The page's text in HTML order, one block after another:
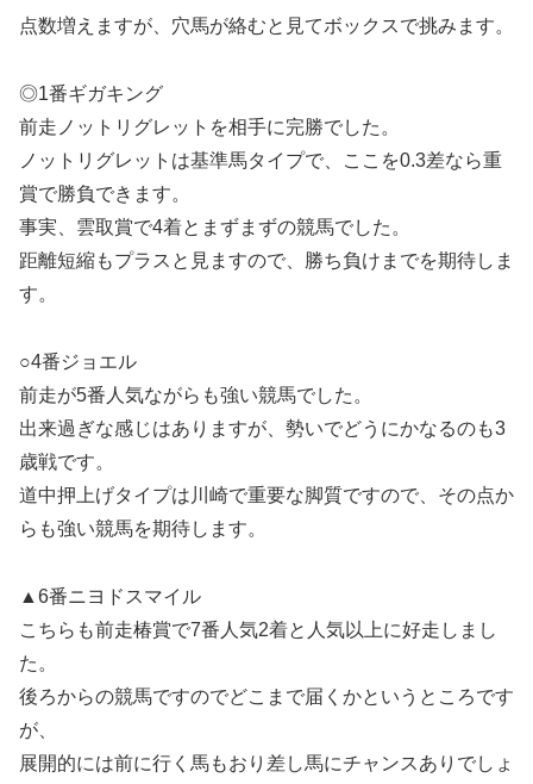
点数増えますが、穴馬が絡むと見てボックスで挑みます。
◎1番ギガキング
前走ノットリグレットを相手に完勝でした。
ノットリグレットは基準馬タイプで、ここを0.3差なら重
賞で勝負できます。
事実、雲取賞で4着とまずまずの競馬でした。
距離短縮もプラスと見ますので、勝ち負けまでを期待しま
す。
○4番ジョエル
前走が5番人気ながらも強い競馬でした。
出来過ぎな感じはありますが、勢いでどうにかなるのも3
歳戦です。
道中押上げタイプは川崎で重要な脚質ですので、その点か
らも強い競馬を期待します。
▲6番ニヨドスマイル
こちらも前走椿賞で7番人気2着と人気以上に好走しまし
た。
後ろからの競馬ですのでどこまで届くかというところです
が、
展開的には前に行く馬もおり差し馬にチャンスありでしょ